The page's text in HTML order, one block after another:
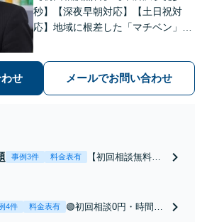
秒】【深夜早朝対応】【土日祝対
応】地域に根差した「マチベン」と
て出張相談も承ります。リーズナブ
ルな料金体系をご提供しています。
せ メールでお問い合わせ
事例3件 料金表有
【初回相談無料】
応】中高年離婚／
4件 料金表有
🟢初回相談0円・時間無